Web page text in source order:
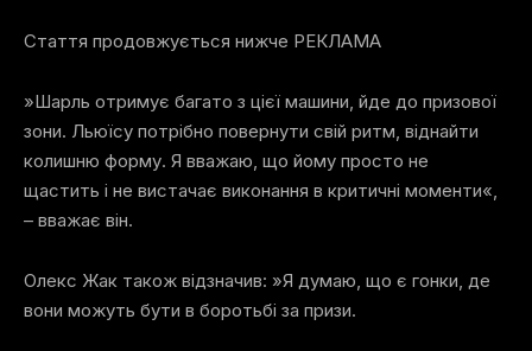
Стаття продовжується нижче РЕКЛАМА
»Шарль отримує багато з цієї машини, йде до призової
зони. Льюїсу потрібно повернути свій ритм, віднайти
колишню форму. Я вважаю, що йому просто не
щастить і не вистачає виконання в критичні моменти«,
– вважає він.
Олекс Жак також відзначив: »Я думаю, що є гонки, де
вони можуть бути в боротьбі за призи.